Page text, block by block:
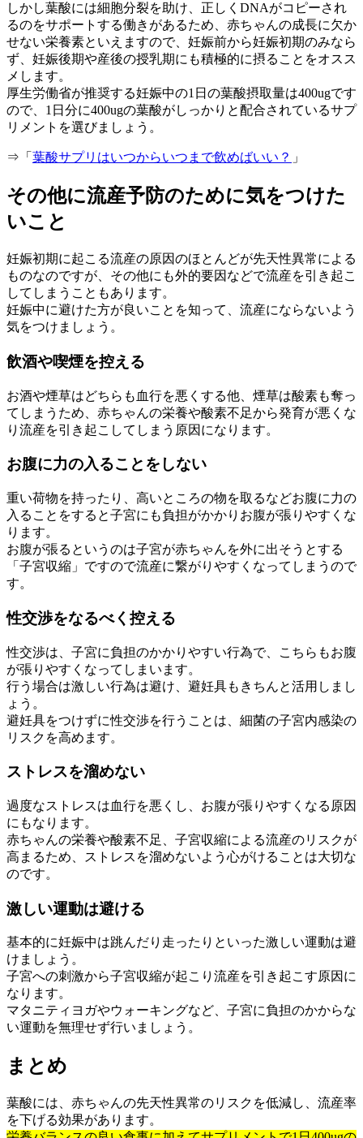
しかし葉酸には細胞分裂を助け、正しくDNAがコピーされ
るのをサポートする働きがあるため、赤ちゃんの成長に欠か
せない栄養素といえますので、妊娠前から妊娠初期のみなら
ず、妊娠後期や産後の授乳期にも積極的に摂ることをオスス
メします。
厚生労働省が推奨する妊娠中の1日の葉酸摂取量は400ugです
ので、1日分に400ugの葉酸がしっかりと配合されているサプ
リメントを選びましょう。
⇒「 葉酸サプリはいつからいつまで飲めばいい？ 」
その他に流産予防のために気をつけた
いこと
妊娠初期に起こる流産の原因のほとんどが先天性異常による
ものなのですが、その他にも外的要因などで流産を引き起こ
してしまうこともあります。
妊娠中に避けた方が良いことを知って、流産にならないよう
気をつけましょう。
飲酒や喫煙を控える
お酒や煙草はどちらも血行を悪くする他、煙草は酸素も奪っ
てしまうため、赤ちゃんの栄養や酸素不足から発育が悪くな
り流産を引き起こしてしまう原因になります。
お腹に力の入ることをしない
重い荷物を持ったり、高いところの物を取るなどお腹に力の
入ることをすると子宮にも負担がかかりお腹が張りやすくな
ります。
お腹が張るというのは子宮が赤ちゃんを外に出そうとする
「子宮収縮」ですので流産に繋がりやすくなってしまうので
す。
性交渉をなるべく控える
性交渉は、子宮に負担のかかりやすい行為で、こちらもお腹
が張りやすくなってしまいます。
行う場合は激しい行為は避け、避妊具もきちんと活用しまし
ょう。
避妊具をつけずに性交渉を行うことは、細菌の子宮内感染の
リスクを高めます。
ストレスを溜めない
過度なストレスは血行を悪くし、お腹が張りやすくなる原因
にもなります。
赤ちゃんの栄養や酸素不足、子宮収縮による流産のリスクが
高まるため、ストレスを溜めないよう心がけることは大切な
のです。
激しい運動は避ける
基本的に妊娠中は跳んだり走ったりといった激しい運動は避
けましょう。
子宮への刺激から子宮収縮が起こり流産を引き起こす原因に
なります。
マタニティヨガやウォーキングなど、子宮に負担のかからな
い運動を無理せず行いましょう。
まとめ
葉酸には、赤ちゃんの先天性異常のリスクを低減し、流産率
を下げる効果があります。